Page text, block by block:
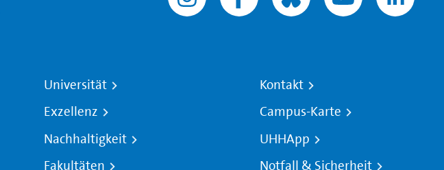
Universität
Exzellenz
Nachhaltigkeit
Fakultäten
Kontakt
Campus-Karte
UHHApp
Notfall & Sicherheit